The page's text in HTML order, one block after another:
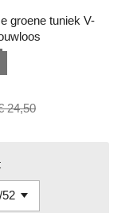
groene tuniek V-
24,50